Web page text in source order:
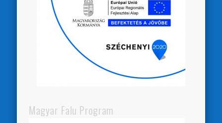
Magyar Falu Program